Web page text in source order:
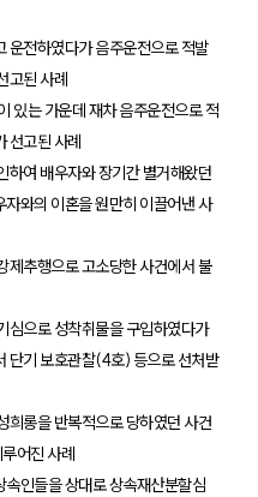
개
변호사
료
항
그
슈어
담예약
담예약
운전하였다가 음주운전으로 적발
고된 사례
있는 가운데 재차 음주운전으로 적
선고된 사례
하여 배우자와 장기간 별거해왔던
와의 이혼을 원만히 이끌어낸 사
제추행으로 고소당한 사건에서 불
심으로 성착취물을 구입하였다가
단기 보호관찰(4호) 등으로 선처받
희롱을 반복적으로 당하였던 사건
어진 사례
인들을 상대로 상속재산분할심